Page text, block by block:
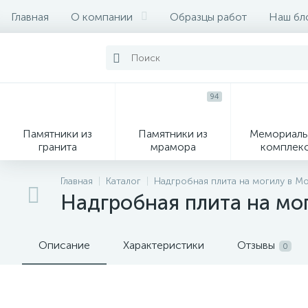
Главная О компании Образцы работ Наш
Памятники из
гранита
Памятники из
мрамора
94
Вазы
Главная Каталог Надгробная плита на могилу в
Надгробная плита на
Описание Характеристики Отзывы 0